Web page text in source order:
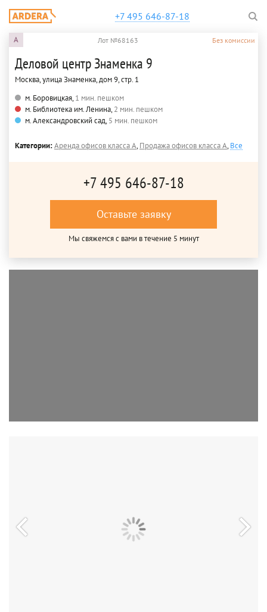
+7 495 646-87-18
A Лот №68163 Без комиссии
Деловой центр Знаменка 9
Москва, улица Знаменка, дом 9, стр. 1
м. Боровицкая,1 мин. пешком
м. Библиотека им. Ленина,2 мин. пешком
м. Александровский сад,5 мин. пешком
Категории:Аренда офисов класса A,Продажа офисов класса A,Все
+7 495 646-87-18
Оставьте заявку
Мы свяжемся с вами в течение 5 минут